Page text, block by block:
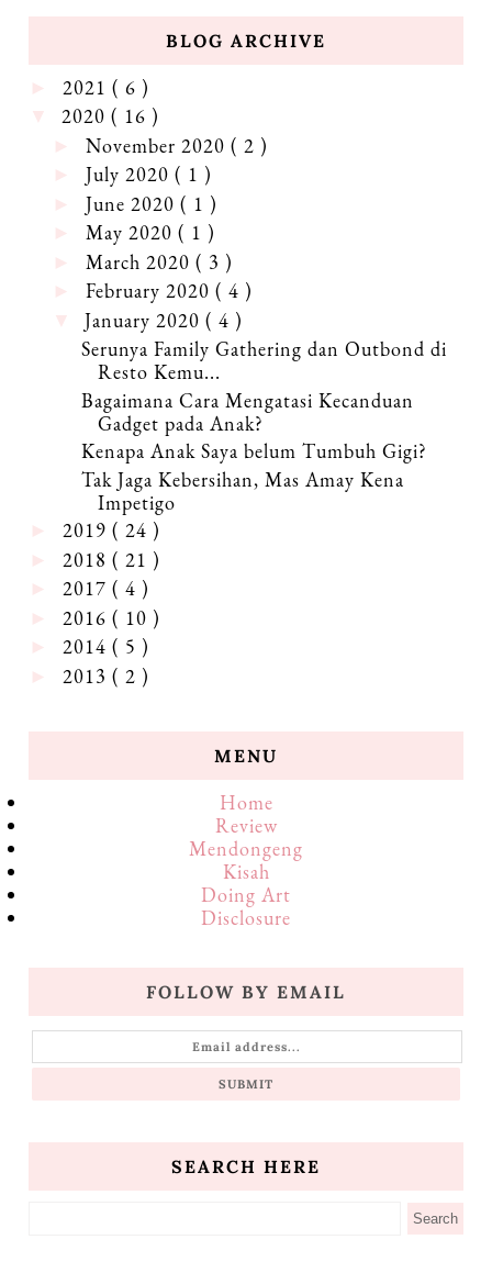
BLOG ARCHIVE
2021 ( 6 )
2020 ( 16 )
►November 2020( 2 )
►July 2020( 1 )
►June 2020( 1 )
►May 2020( 1 )
March 2020( 3 )
►February 2020( 4 )
January 2020( 4 )
Serunya Family Gathering dan Outbond di
Resto Kemu...
Bagaimana Cara Mengatasi Kecanduan
Gadget pada Anak?
Kenapa Anak Saya belum Tumbuh Gigi?
Tak Jaga Kebersihan, Mas Amay Kena
Impetigo
2019 ( 24 )
2018 ( 21 )
2017 ( 4 )
2016 ( 10 )
2014 ( 5 )
2013 ( 2 )
MENU
Home
Review
Mendongeng
Kisah
Doing Art
Disclosure
FOLLOW BY EMAIL
SEARCH HERE